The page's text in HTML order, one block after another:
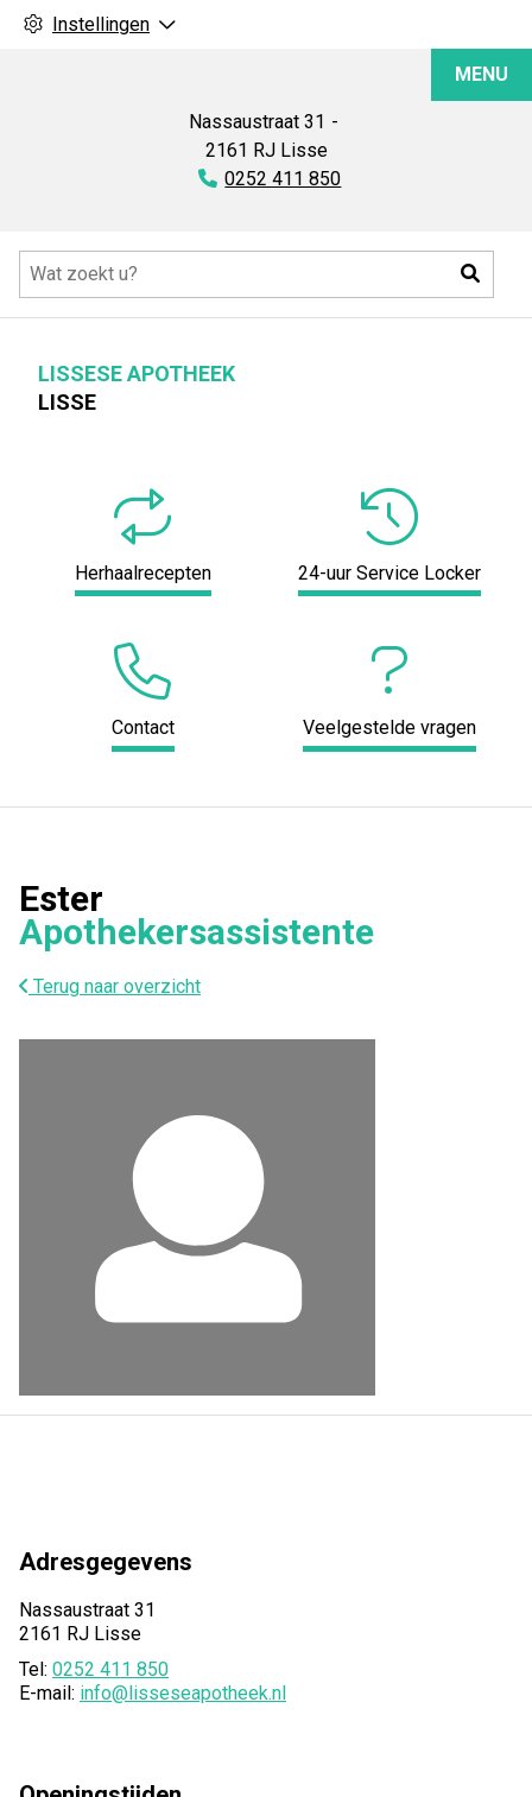
Instellingen
Nassaustraat 31
2161 RJ Lisse
Tel:
0252 411 850
MENU
LISSESE APOTHEEK
LISSE
Herhaalrecepten 24-uur Service Locker
Contact Veelgestelde vragen
Ester
Apothekersassistente
Terug naar overzicht
Adresgegevens
Nassaustraat 31
2161 RJ Lisse
Tel: 0252 411 850
E-mail: info@lisseseapotheek.nl